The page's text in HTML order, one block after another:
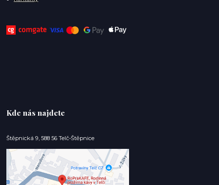
Kde nás najdete
Štěpnická 9, 588 56 Telč-Štěpnice